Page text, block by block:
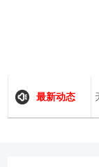
最新动态